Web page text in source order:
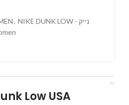
, NIKE DUNK LOW - נייק
Low USA